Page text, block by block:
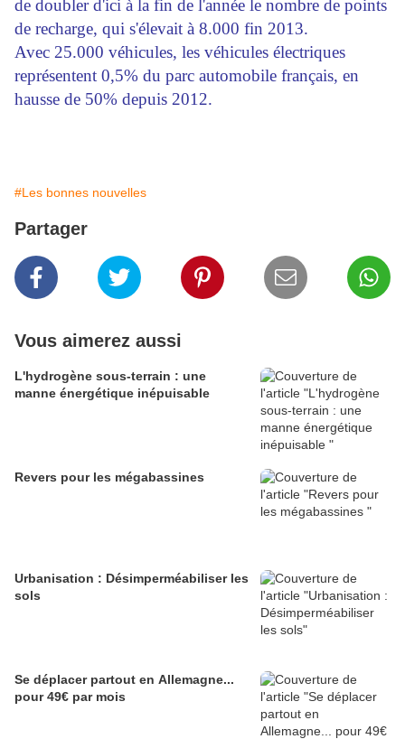
de doubler d'ici à la fin de l'année le nombre de points
de recharge, qui s'élevait à 8.000 fin 2013.
Avec 25.000 véhicules, les véhicules électriques
représentent 0,5% du parc automobile français, en
hausse de 50% depuis 2012.
#Les bonnes nouvelles
Partager
Vous aimerez aussi
L'hydrogène sous-terrain : une
manne énergétique inépuisable
Revers pour les mégabassines
Urbanisation : Désimperméabiliser les
sols
Se déplacer partout en Allemagne...
pour 49€ par mois